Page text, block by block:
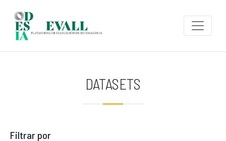
DATASETS
Filtrar por